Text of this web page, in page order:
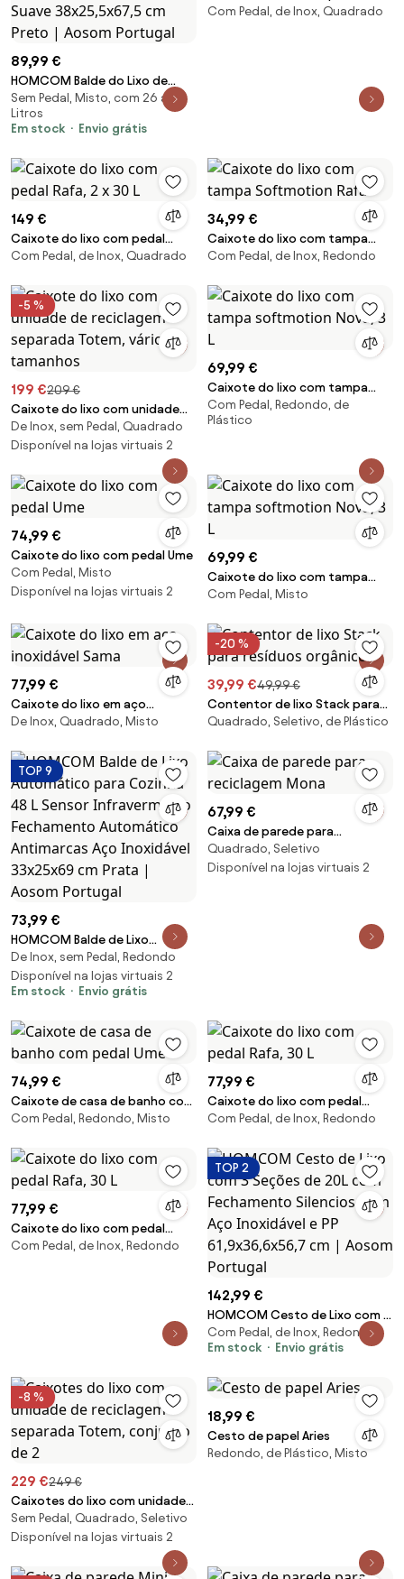
89,99 €
HOMCOM Balde do Lixo de
Cozinha Automático 45 L com
Sensor Infravermelho Fecho
Suave 38x25,5x67,5 cm Preto |
Sem Pedal, Misto, com 26 a 50
Litros
Em stock
Envio grátis
Rafa, 2 x 30 L
Com Pedal, de Inox, Quadrado
149 €
Caixote do lixo com pedal
Rafa, 2 x 30 L
Com Pedal, de Inox, Quadrado
34,99 €
Caixote do lixo com tampa
Softmotion Rafa
Com Pedal, de Inox, Redondo
-5 %
199 €209 €
Caixote do lixo com unidade
de reciclagem separada
Totem, vários tamanhos
De Inox, sem Pedal, Quadrado
Disponível na lojas virtuais 2
69,99 €
Caixote do lixo com tampa
softmotion Nova, 3 L
Com Pedal, Redondo, de
Plástico
74,99 €
Caixote do lixo com pedal Ume
Com Pedal, Misto
Disponível na lojas virtuais 2
69,99 €
Caixote do lixo com tampa
softmotion Nova, 3 L
Com Pedal, Misto
77,99 €
Caixote do lixo em aço
inoxidável Sama
De Inox, Quadrado, Misto
-20 %
39,99 €49,99 €
Contentor de lixo Stack para
resíduos orgânicos
Quadrado, Seletivo, de Plástico
TOP 9
73,99 €
HOMCOM Balde de Lixo
Automático para Cozinha 48 L
Sensor Infravermelho
Fechamento Automático
33x25x69 cm Prata | Aosom
Portugal
De Inox, sem Pedal, Redondo
Disponível na lojas virtuais 2
Em stock
Envio grátis
67,99 €
Caixa de parede para
reciclagem Mona
Quadrado, Seletivo
Disponível na lojas virtuais 2
74,99 €
Caixote de casa de banho com
pedal Ume
Com Pedal, Redondo, Misto
77,99 €
Caixote do lixo com pedal
Rafa, 30 L
Com Pedal, de Inox, Redondo
77,99 €
Caixote do lixo com pedal
Rafa, 30 L
Com Pedal, de Inox, Redondo
TOP 2
142,99 €
HOMCOM Cesto de Lixo com 3
Seções de 20L com
Fechamento Silencioso em Aço
cm | Aosom Portugal
Com Pedal, de Inox, Redondo
Em stock
Envio grátis
-8 %
229 €249 €
Caixotes do lixo com unidade
de reciclagem separada
Totem, conjunto de 2
Sem Pedal, Quadrado, Seletivo
Disponível na lojas virtuais 2
18,99 €
Cesto de papel Aries
Redondo, de Plástico, Misto